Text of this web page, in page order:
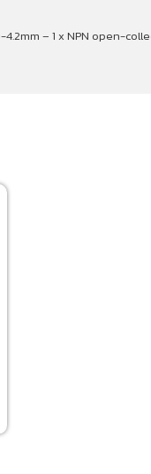
– 1 x NPN open-